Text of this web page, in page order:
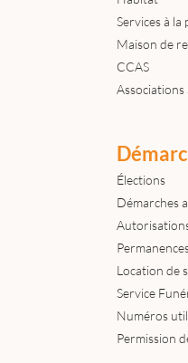
Services à la
Maison de
CCAS
Élections
Démarches
Location de
Service
Numéros
Permission